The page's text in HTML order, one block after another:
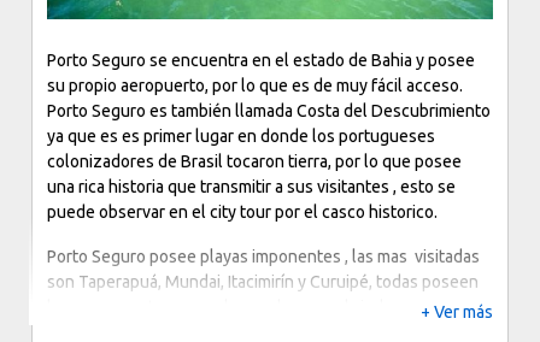
Porto Seguro se encuentra en el estado de Bahia y posee
su propio aeropuerto, por lo que es de muy fácil acceso.
Porto Seguro es también llamada Costa del Descubrimiento
ya que es es primer lugar en donde los portugueses
colonizadores de Brasil tocaron tierra, por lo que posee
una rica historia que transmitir a sus visitantes , esto se
puede observar en el city tour por el casco historico.
Porto Seguro posee playas imponentes , las mas visitadas
son Taperapuá, Mundai, Itacimirín y Curuipé, todas poseen
+ Ver más